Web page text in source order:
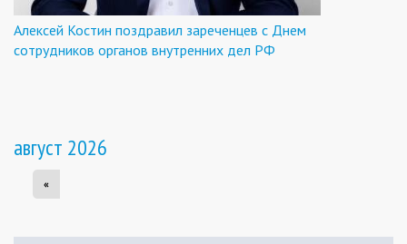
Алексей Костин поздравил зареченцев с Днем
сотрудников органов внутренних дел РФ
август 2026
«